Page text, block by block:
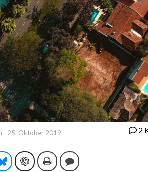
25. Oktober 2019 2
BlueskyChatGPTDruckenKommentieren